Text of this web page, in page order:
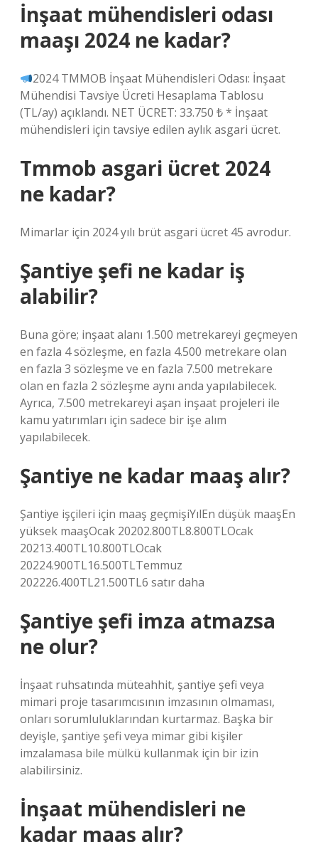
İnşaat mühendisleri odası
maaşı 2024 ne kadar?
2024 TMMOB İnşaat Mühendisleri Odası: İnşaat
Mühendisi Tavsiye Ücreti Hesaplama Tablosu
(TL/ay) açıklandı. NET ÜCRET: 33.750 ₺ * İnşaat
mühendisleri için tavsiye edilen aylık asgari ücret.
Tmmob asgari ücret 2024
ne kadar?
Mimarlar için 2024 yılı brüt asgari ücret 45 avrodur.
Şantiye şefi ne kadar iş
alabilir?
Buna göre; inşaat alanı 1.500 metrekareyi geçmeyen
en fazla 4 sözleşme, en fazla 4.500 metrekare olan
en fazla 3 sözleşme ve en fazla 7.500 metrekare
olan en fazla 2 sözleşme aynı anda yapılabilecek.
Ayrıca, 7.500 metrekareyi aşan inşaat projeleri ile
kamu yatırımları için sadece bir işe alım
yapılabilecek.
Şantiye ne kadar maaş alır?
Şantiye işçileri için maaş geçmişiYılEn düşük maaşEn
yüksek maaşOcak 20202.800TL8.800TLOcak
20213.400TL10.800TLOcak
20224.900TL16.500TLTemmuz
202226.400TL21.500TL6 satır daha
Şantiye şefi imza atmazsa
ne olur?
İnşaat ruhsatında müteahhit, şantiye şefi veya
mimari proje tasarımcısının imzasının olmaması,
onları sorumluluklarından kurtarmaz. Başka bir
deyişle, şantiye şefi veya mimar gibi kişiler
imzalamasa bile mülkü kullanmak için bir izin
alabilirsiniz.
İnşaat mühendisleri ne
kadar maaş alır?